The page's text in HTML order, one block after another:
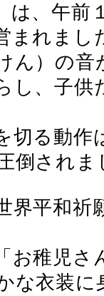
は、午前
まれまし
ん）の音
し、子供
切る動作
倒されま
界平和祈
お稚児さ
な衣装